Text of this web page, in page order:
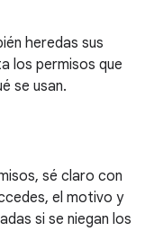
heredas sus
los permisos que
se usan.
sé claro con
el motivo y
si se niegan los